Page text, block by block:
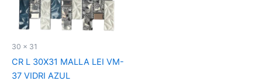
30 x 31
CR L 30X31 MALLA LEI VM-
37 VIDRI AZUL